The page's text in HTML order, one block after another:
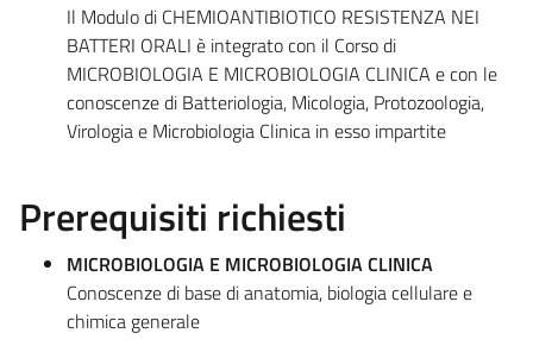
Il Modulo di CHEMIOANTIBIOTICO RESISTENZA NEI
BATTERI ORALI è integrato con il Corso di
MICROBIOLOGIA E MICROBIOLOGIA CLINICA e con le
conoscenze di Batteriologia, Micologia, Protozoologia,
Virologia e Microbiologia Clinica in esso impartite
Prerequisiti richiesti
MICROBIOLOGIA E MICROBIOLOGIA CLINICA
Conoscenze di base di anatomia, biologia cellulare e
chimica generale